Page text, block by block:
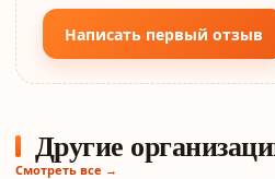
Написать первый отзыв
Другие
Смотреть все →